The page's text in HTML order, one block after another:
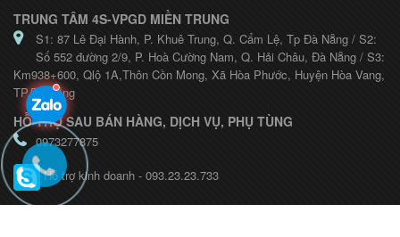
TRUNG TÂM 4S-VPGD MIỀN TRUNG
S1: 87 Lê Đại Hành, P. Khuê Trung, Q. Cẩm Lệ, Tp Đà Nẵng / S2:
Số 552 đường 2/9, P. Hoà Cường Nam, Q. Hải Châu, Đà Nẵng / S3:
Km938+600, Qlộ 1A,Thôn Cồn Mong, Xã Hòa Phước, Huyện Hòa Vang,
TP.Đà Nẵng
HỖ TRỢ SAU BÁN HÀNG, DỊCH VỤ, PHỤ TÙNG
0973277875
Hỗ trợ kinh doanh - 093.23.23.733